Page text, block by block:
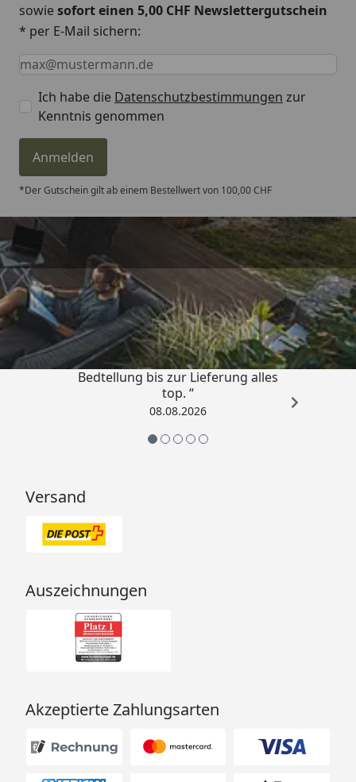
sowiesofort einen 5,00 CHF Newslettergutschein
* per E-Mail sichern:
Keine Eingabe erforderlich
Eingabe erforderlich
E-Mail *
Ich habe die Datenschutzbestimmungen zur
Kenntnis genommen
Anmelden
*Der Gutschein gilt ab einem Bestellwert von 100,00 CHF
Trusted Shops
4,81/ 5
„Von der Beschreigung über die
Bedtellung bis zur Lieferung alles
top. “
08.08.2026
Versand
Auszeichnungen
Akzeptierte Zahlungsarten